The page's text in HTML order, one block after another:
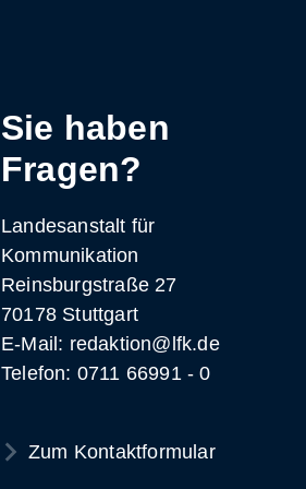
Sie haben
Fragen?
Landesanstalt für
Kommunikation
Reinsburgstraße 27
70178 Stuttgart
E-Mail: redaktion@lfk.de
Telefon: 0711 66991 - 0
Zum Kontaktformular